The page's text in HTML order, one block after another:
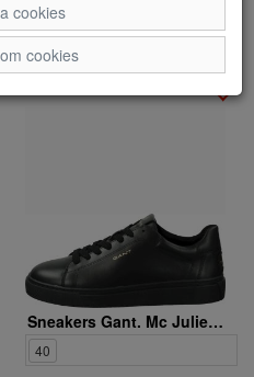
Sneakers Gant. Mc Julien Sneaker
40
cookies
cookies